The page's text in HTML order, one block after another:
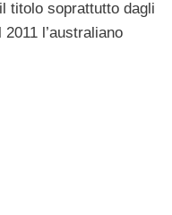
titolo soprattutto dagli
l’australiano